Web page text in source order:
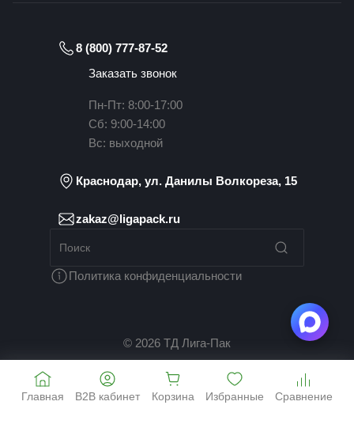
8 (800) 777-87-52
Заказать звонок
Пн-Пт: 8:00-17:00
Сб: 9:00-14:00
Вс: выходной
Краснодар, ул. Данилы Волкореза, 15
zakaz@ligapack.ru
Политика конфиденциальности
© 2026 ТД Лига-Пак
Главная B2B кабинет Корзина Избранные Сравнение